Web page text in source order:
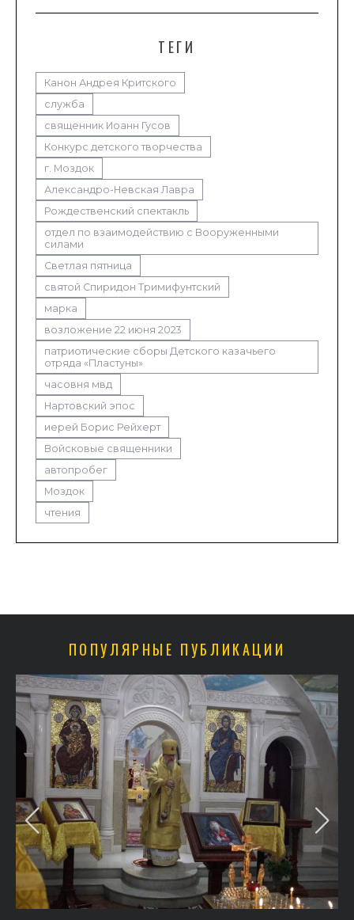
ТЕГИ
Канон Андрея Критского
служба
священник Иоанн Гусов
Конкурс детского творчества
г. Моздок
Александро-Невская Лавра
Рождественский спектакль
отдел по взаимодействию с Вооруженными
силами
Светлая пятница
святой Спиридон Тримифунтский
марка
возложение 22 июня 2023
патриотические сборы Детского казачьего
отряда «Пластуны»
часовня мвд
Нартовский эпос
иерей Борис Рейхерт
Войсковые священники
автопробег
Моздок
чтения
ПОПУЛЯРНЫЕ ПУБЛИКАЦИИ